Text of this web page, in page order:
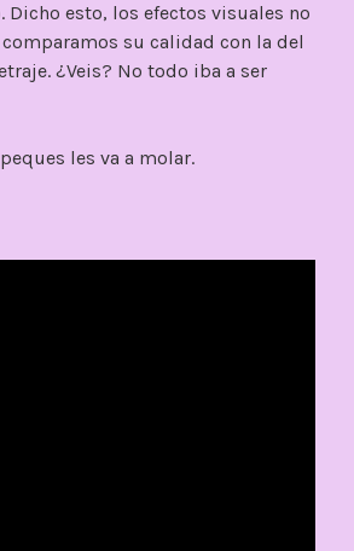
Dicho esto, los efectos visuales no
su calidad con la del
¿Veis? No todo iba a ser
les va a molar.